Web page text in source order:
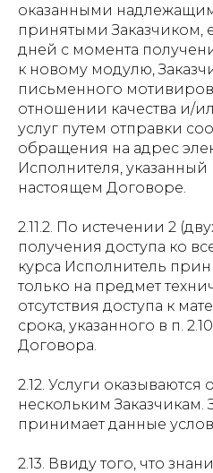
оказанными
принятыми Заказчиком,
дней с момента
к новому модулю,
письменного
отношении качества и/
услуг путем отправки
обращения на адрес
Исполнителя, указанный
настоящем Договоре.
2.11.2. По истечении 2
получения доступа ко
курса Исполнитель
только на предмет
отсутствия доступа к
срока, указанного в п.
Договора.
2.12. Услуги
нескольким Заказчикам.
принимает данные
2.13. Ввиду того, что